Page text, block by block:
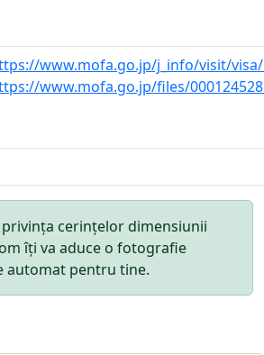
www.mofa.go.jp/j_info/visit/
www.mofa.go.jp/files/
cerințelor dimensiunii
îți va aduce o fotografie
automat pentru tine.